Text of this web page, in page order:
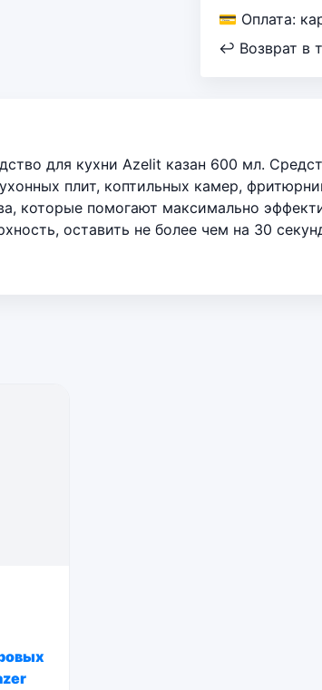
💳 Оплата:
↩ Возврат в
для кухни Azelit казан 600 мл.
плит, коптильных камер,
которые помогают максимально
оставить не более чем на 30